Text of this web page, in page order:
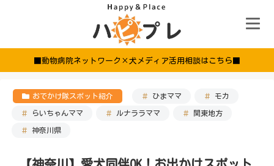
■動物病院ネットワーク×犬メディア活用相談はこちら■
おでかけ隊スポット紹介 ひまママ モカ
らいちゃんママ ルナララママ 関東地方
神奈川県